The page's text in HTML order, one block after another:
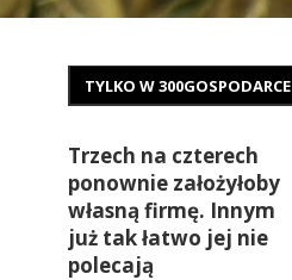
TYLKO W 300GOSPODARCE
Trzech na czterech
ponownie założyłoby
własną firmę. Innym
już tak łatwo jej nie
polecają